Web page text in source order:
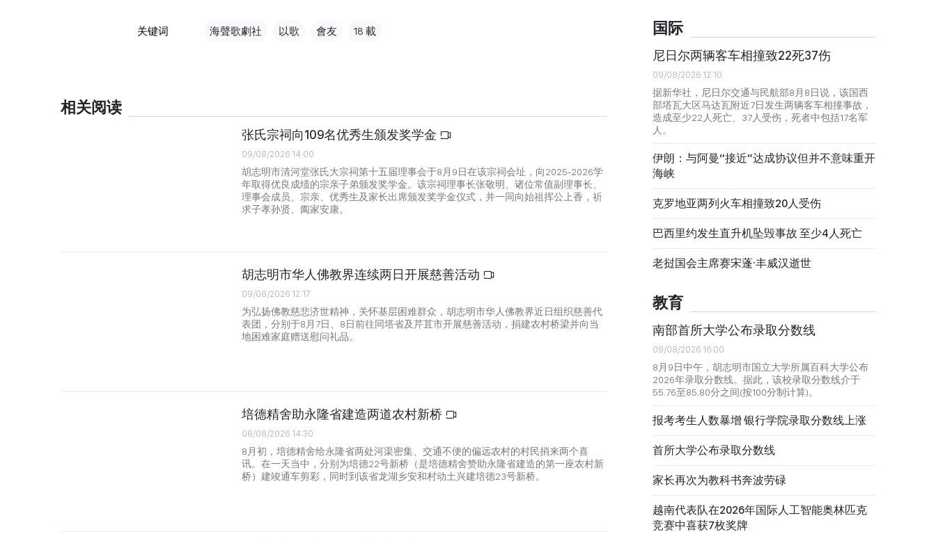
关键词 海聲歌劇社 以歌 會友 18 載
相关阅读
张氏宗祠向109名优秀生颁发奖学金
09/08/2026 14:00
胡志明市清河堂张氏大宗祠第十五届理事会于8月9日在该宗祠会址，向2025-2026学
年取得优良成绩的宗亲子弟颁发奖学金。该宗祠理事长张敬明、诸位常值副理事长、
理事会成员、宗亲、优秀生及家长出席颁发奖学金仪式，并一同向始祖挥公上香，祈
求子孝孙贤、阖家安康。
胡志明市华人佛教界连续两日开展慈善活动
09/08/2026 12:17
为弘扬佛教慈悲济世精神，关怀基层困难群众，胡志明市华人佛教界近日组织慈善代
表团，分别于8月7日、8日前往同塔省及芹苴市开展慈善活动，捐建农村桥梁并向当
地困难家庭赠送慰问礼品。
培德精舍助永隆省建造两道农村新桥
08/08/2026 14:30
8月初，培德精舍给永隆省两处河渠密集、交通不便的偏远农村的村民捎来两个喜
讯。在一天当中，分别为培德22号新桥（是培德精舍赞助永隆省建造的第一座农村新
桥）建竣通车剪彩，同时到该省龙湖乡安和村动土兴建培德23号新桥。
国际
尼日尔两辆客车相撞致22死37伤
09/08/2026 12:10
据新华社，尼日尔交通与民航部8月8日说，该国西
部塔瓦大区马达瓦附近7日发生两辆客车相撞事故，
造成至少22人死亡、37人受伤，死者中包括17名军
人。
伊朗：与阿曼“接近”达成协议但并不意味重开
海峡
克罗地亚两列火车相撞致20人受伤
巴西里约发生直升机坠毁事故 至少4人死亡
老挝国会主席赛宋蓬·丰威汉逝世
教育
南部首所大学公布录取分数线
09/08/2026 16:00
8月9日中午，胡志明市国立大学所属百科大学公布
2026年录取分数线。据此，该校录取分数线介于
55.76至85.80分之间(按100分制计算)。
报考考生人数暴增 银行学院录取分数线上涨
首所大学公布录取分数线
家长再次为教科书奔波劳碌
越南代表队在2026年国际人工智能奥林匹克
竞赛中喜获7枚奖牌